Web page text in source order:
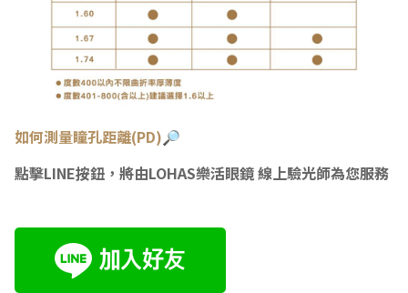
如何測量瞳孔距離(PD)🔎
點擊LINE按鈕，將由LOHAS樂活眼鏡 線上驗光師為您服務